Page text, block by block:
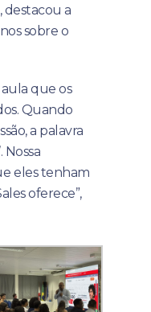
destacou a
sobre o
que os
Quando
a palavra
Nossa
eles tenham
oferece”,